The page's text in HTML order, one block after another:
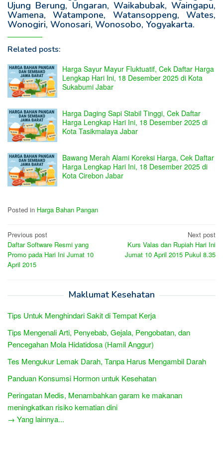
Ujung Berung, Ungaran, Waikabubak, Waingapu,
Wamena, Watampone, Watansoppeng, Wates,
Wonogiri, Wonosari, Wonosobo, Yogyakarta.
Related posts:
Harga Sayur Mayur Fluktuatif, Cek Daftar Harga
Lengkap Hari Ini, 18 Desember 2025 di Kota
Sukabumi Jabar
Harga Daging Sapi Stabil Tinggi, Cek Daftar
Harga Lengkap Hari Ini, 18 Desember 2025 di
Kota Tasikmalaya Jabar
Bawang Merah Alami Koreksi Harga, Cek Daftar
Harga Lengkap Hari Ini, 18 Desember 2025 di
Kota Cirebon Jabar
Posted in Harga Bahan Pangan
Post
navigation
Previous post
Daftar Software Resmi yang
Promo pada Hari Ini Jumat 10
April 2015
Next post
Kurs Valas dan Rupiah Hari Ini
Jumat 10 April 2015 Pukul 8.35
Maklumat Kesehatan
Tips Untuk Menghindari Sakit di Tempat Kerja
Tips Mengenali Arti, Penyebab, Gejala, Pengobatan, dan
Pencegahan Mola Hidatidosa (Hamil Anggur)
Tes Mengukur Lemak Darah, Tanpa Harus Mengambil Darah
Panduan Konsumsi Hormon untuk Kesehatan
Peringatan Medis, Menambahkan garam ke makanan
meningkatkan risiko kematian dini
→ Yang lainnya...